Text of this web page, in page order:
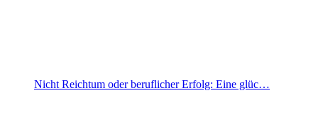
Nicht Reichtum oder beruflicher Erfolg: Eine glüc…